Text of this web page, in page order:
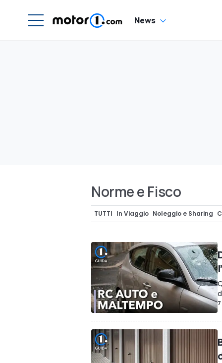
News
Norme e Fisco
TUTTI In Viaggio Noleggio e Sharing
Incentivi auto App & Navigazione